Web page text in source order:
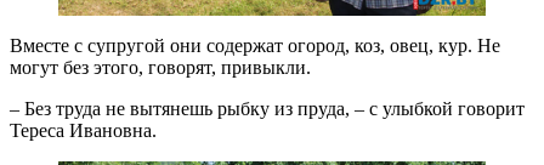
Вместе с супругой они содержат огород, коз, овец, кур. Не
могут без этого, говорят, привыкли.
– Без труда не вытянешь рыбку из пруда, – с улыбкой говорит
Тереса Ивановна.